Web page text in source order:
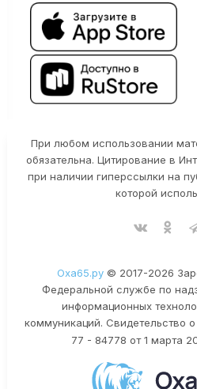
При любом использовании
обязательна. Цитирование в
при наличии гиперссылки на
которой
Оха65.ру© 2017-2026
Федеральной службе по
информационных
коммуникаций. Свидетельство
77 - 84778 от 1 марта